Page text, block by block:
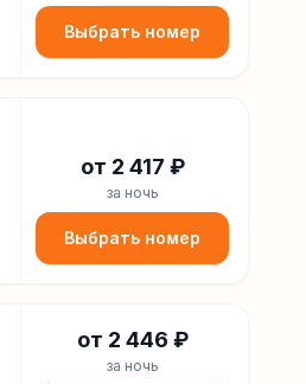
Выбрать номер
от 2 417 ₽
за ночь
Выбрать номер
от 2 446 ₽
за ночь